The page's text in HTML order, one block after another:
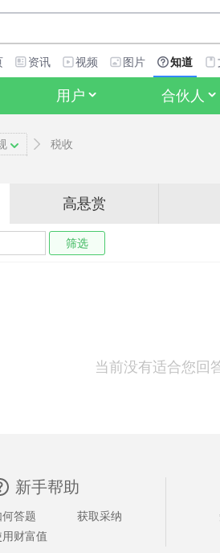
资讯 视频 图片 知道
用户 合伙人
税收
高悬赏
筛选
当前没有适合您回
新手帮助
何答题
获取采纳
用财富值